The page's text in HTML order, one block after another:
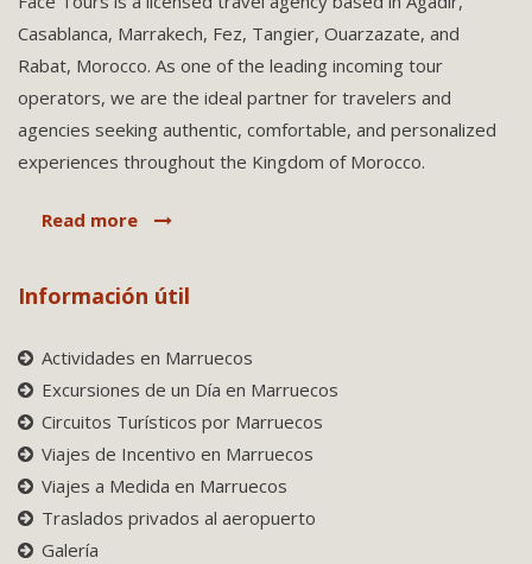
Casablanca, Marrakech, Fez, Tangier, Ouarzazate, and
Rabat, Morocco. As one of the leading incoming tour
operators, we are the ideal partner for travelers and
agencies seeking authentic, comfortable, and personalized
experiences throughout the Kingdom of Morocco.
Read more
Información útil
Actividades en Marruecos
Excursiones de un Día en Marruecos
Circuitos Turísticos por Marruecos
Viajes de Incentivo en Marruecos
Viajes a Medida en Marruecos
Traslados privados al aeropuerto
Galería